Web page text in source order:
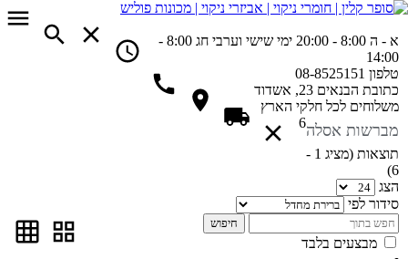
א - ה 8:00 - 20:00
ימי שישי וערבי חג 8:00 -
14:00
טלפון 08-8525151
כתובת הבנאים 23, אשדוד
משלוחים לכל חלקי הארץ
מברשות אסלה6
תוצאות (מציג 1 -
6)
הצג
סידור לפי
חיפוש
מבצעים בלבד